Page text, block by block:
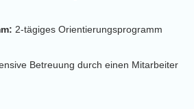
2-tägiges Orientierungsprogramm
Betreuung durch einen Mitarbeiter